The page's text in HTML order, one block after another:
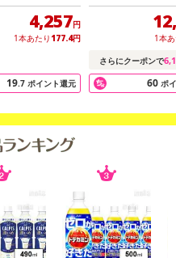
た決済期限日にお支払いを完
ただいたうえでお申し込みくだ
4,257円
1本あたり 177.4円
19.7 ポイント還元
1本
さらにクーポンで
60 ポ